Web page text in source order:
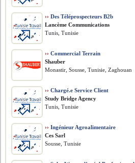
›› Des Téléprospecteurs B2b
Lancème Communications
Tunis, Tunisie
›› Commercial Terrain
Shauber
Monastir, Sousse, Tunisie, Zaghouan
›› Chargé.e Service Client
Study Bridge Agency
Tunis, Tunisie
›› Ingénieur Agroalimentaire
Ces Sarl
Sousse, Tunisie